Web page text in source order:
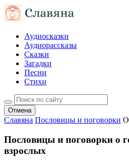
Аудиосказки
Аудиорассказы
Сказки
Загадки
Песни
Стихи
Отмена
Славяна Пословицы и поговорки О
Пословицы и поговорки о
взрослых